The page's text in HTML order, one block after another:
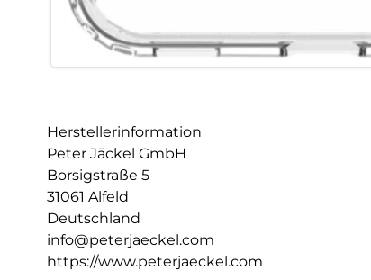
Herstellerinformation
Peter Jäckel GmbH
Borsigstraße 5
31061 Alfeld
Deutschland
info@peterjaeckel.com
https://www.peterjaeckel.com